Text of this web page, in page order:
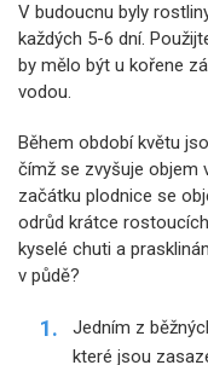
V budoucnu byly
každých 5-6 dní.
by mělo být u kořene
vodou.
Během období květu
čímž se zvyšuje objem
začátku plodnice se
odrůd krátce
kyselé chuti a
v půdě?
Jedním z
které jsou